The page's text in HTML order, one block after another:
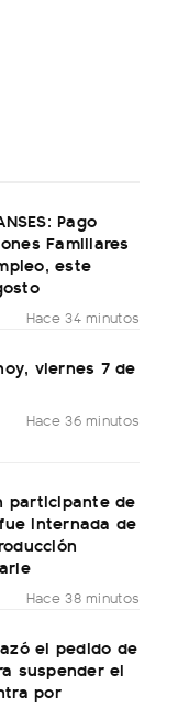
Pago
Familiares
este
Hace 34 minutos
viernes 7 de
Hace 36 minutos
participante de
internada de
Hace 38 minutos
el pedido de
suspender el
por